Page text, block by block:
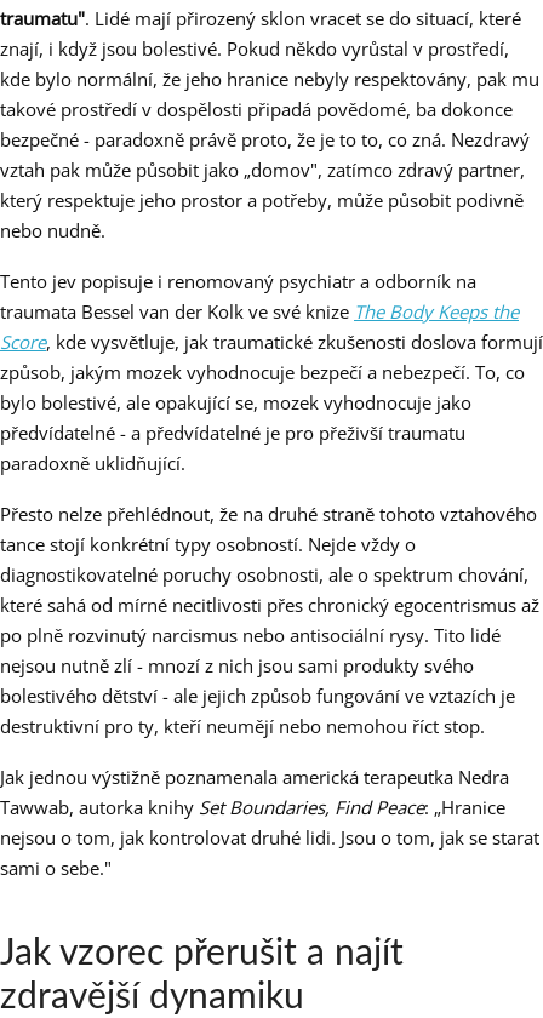
traumatu". Lidé mají přirozený sklon vracet se do situací, které
znají, i když jsou bolestivé. Pokud někdo vyrůstal v prostředí,
kde bylo normální, že jeho hranice nebyly respektovány, pak mu
takové prostředí v dospělosti připadá povědomé, ba dokonce
bezpečné - paradoxně právě proto, že je to to, co zná. Nezdravý
vztah pak může působit jako „domov", zatímco zdravý partner,
který respektuje jeho prostor a potřeby, může působit podivně
nebo nudně.
Tento jev popisuje i renomovaný psychiatr a odborník na
traumata Bessel van der Kolk ve své knize The Body Keeps the
Score, kde vysvětluje, jak traumatické zkušenosti doslova formují
způsob, jakým mozek vyhodnocuje bezpečí a nebezpečí. To, co
bylo bolestivé, ale opakující se, mozek vyhodnocuje jako
předvídatelné - a předvídatelné je pro přeživší traumatu
paradoxně uklidňující.
Přesto nelze přehlédnout, že na druhé straně tohoto vztahového
tance stojí konkrétní typy osobností. Nejde vždy o
diagnostikovatelné poruchy osobnosti, ale o spektrum chování,
které sahá od mírné necitlivosti přes chronický egocentrismus až
po plně rozvinutý narcismus nebo antisociální rysy. Tito lidé
nejsou nutně zlí - mnozí z nich jsou sami produkty svého
bolestivého dětství - ale jejich způsob fungování ve vztazích je
destruktivní pro ty, kteří neumějí nebo nemohou říct stop.
Jak jednou výstižně poznamenala americká terapeutka Nedra
Tawwab, autorka knihy Set Boundaries, Find Peace: „Hranice
nejsou o tom, jak kontrolovat druhé lidi. Jsou o tom, jak se starat
sami o sebe."
Jak vzorec přerušit a najít
zdravější dynamiku